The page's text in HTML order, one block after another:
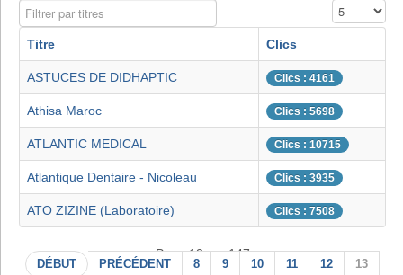
Filtrer par titres Affichage #
Titre Clics
ASTUCES DE DIDHAPTIC Clics : 4161
Athisa Maroc Clics : 5698
ATLANTIC MEDICAL Clics : 10715
Atlantique Dentaire - Nicoleau Clics : 3935
ATO ZIZINE (Laboratoire) Clics : 7508
Page 13 sur 147
DÉBUT PRÉCÉDENT 8 9 10 11 12 13